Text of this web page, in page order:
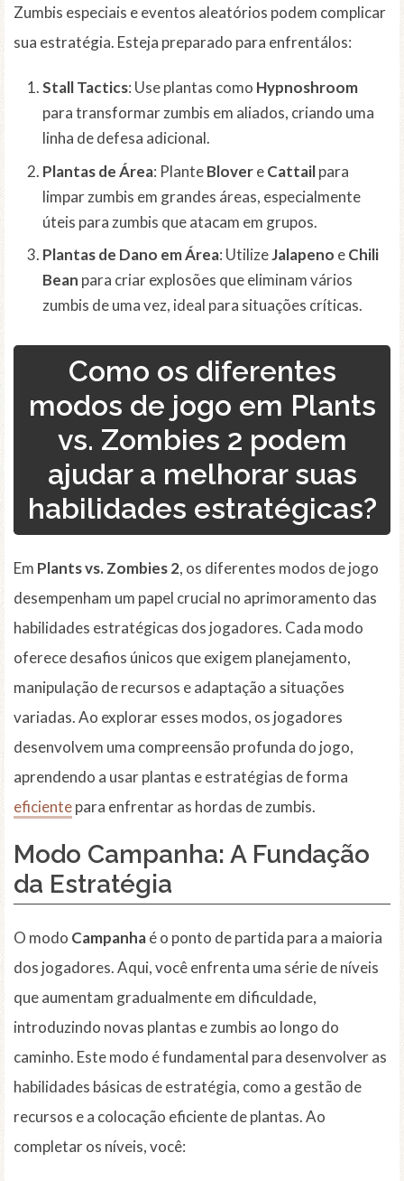
Zumbis especiais e eventos aleatórios podem complicar
sua estratégia. Esteja preparado para enfrentálos:
Stall Tactics: Use plantas como Hypnoshroom
para transformar zumbis em aliados, criando uma
linha de defesa adicional.
Plantas de Área: PlanteBlovereCattailpara
limpar zumbis em grandes áreas, especialmente
úteis para zumbis que atacam em grupos.
Plantas de Dano em Área: UtilizeJalapeno eChili
Bean para criar explosões que eliminam vários
zumbis de uma vez, ideal para situações críticas.
Como os diferentes
modos de jogo em Plants
vs. Zombies 2 podem
ajudar a melhorar suas
habilidades estratégicas?
Em Plants vs. Zombies 2, os diferentes modos de jogo
desempenham um papel crucial no aprimoramento das
habilidades estratégicas dos jogadores. Cada modo
oferece desafios únicos que exigem planejamento,
manipulação de recursos e adaptação a situações
variadas. Ao explorar esses modos, os jogadores
desenvolvem uma compreensão profunda do jogo,
aprendendo a usar plantas e estratégias de forma
eficientepara enfrentar as hordas de zumbis.
Modo Campanha: A Fundação
da Estratégia
O modo Campanhaé o ponto de partida para a maioria
dos jogadores. Aqui, você enfrenta uma série de níveis
que aumentam gradualmente em dificuldade,
introduzindo novas plantas e zumbis ao longo do
caminho. Este modo é fundamental para desenvolver as
habilidades básicas de estratégia, como a gestão de
recursos e a colocação eficiente de plantas. Ao
completar os níveis, você: